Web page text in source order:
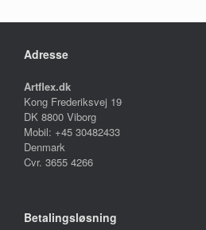
Adresse
Artflex.dk
Kong Frederiksvej 19
DK 8800 Viborg
Mobil: +45 30482433
Denmark
Cvr. 3655 4266
Betalingsløsning